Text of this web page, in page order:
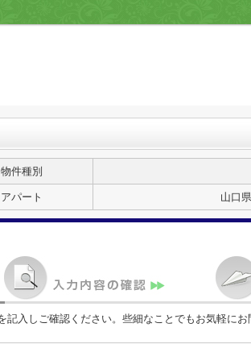
物件種別
アパート 山口
記入しご確認ください。些細なことでもお気軽に